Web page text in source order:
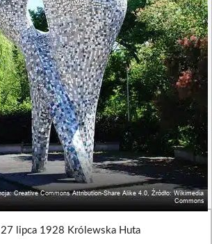
27 lipca 1928 Królewska Huta